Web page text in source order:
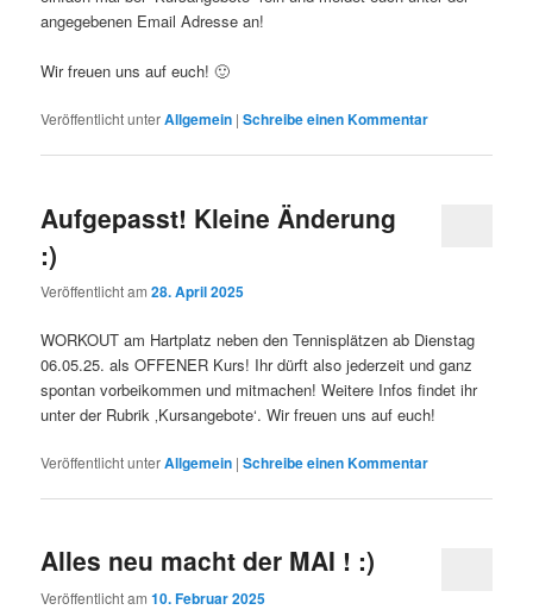
angegebenen Email Adresse an!
Wir freuen uns auf euch! 🙂
Veröffentlicht unterAllgemein |Schreibe einen Kommentar
Aufgepasst! Kleine Änderung
:)
Veröffentlicht am28. April 2025
WORKOUT am Hartplatz neben den Tennisplätzen ab Dienstag
06.05.25. als OFFENER Kurs! Ihr dürft also jederzeit und ganz
spontan vorbeikommen und mitmachen! Weitere Infos findet ihr
unter der Rubrik ‚Kursangebote‘. Wir freuen uns auf euch!
Veröffentlicht unterAllgemein |Schreibe einen Kommentar
Alles neu macht der MAI ! :)
Veröffentlicht am10. Februar 2025